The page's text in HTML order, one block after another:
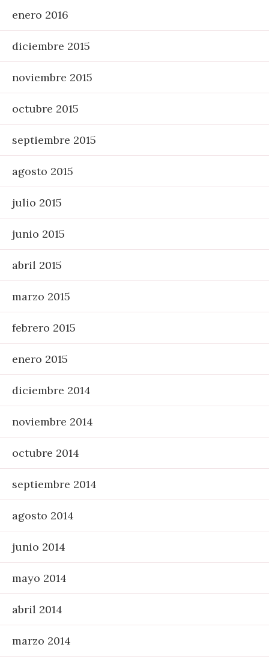
enero 2016
diciembre 2015
noviembre 2015
octubre 2015
septiembre 2015
agosto 2015
julio 2015
junio 2015
abril 2015
marzo 2015
febrero 2015
enero 2015
diciembre 2014
noviembre 2014
octubre 2014
septiembre 2014
agosto 2014
junio 2014
mayo 2014
abril 2014
marzo 2014